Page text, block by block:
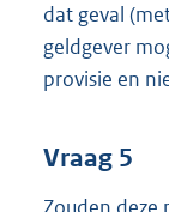
dat geval
geldgever
provisie en
Vraag 5
Zouden deze